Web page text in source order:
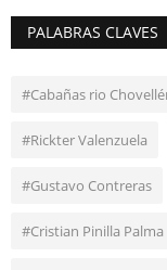
PALABRAS CLAVES
#Cabañas rio
#Rickter Valenzuela
#Gustavo Contreras
#Cristian Pinilla Palma